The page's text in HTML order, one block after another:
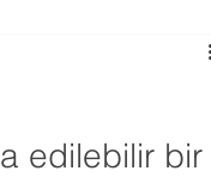
edilebilir bir